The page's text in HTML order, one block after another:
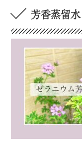
芳香蒸留